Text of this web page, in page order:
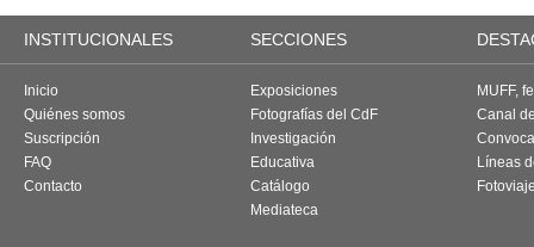
INSTITUCIONALES SECCIONES
Inicio
Quiénes somos
Suscripción
FAQ
Contacto
Exposiciones
Fotografías del CdF
Investigación
Educativa
Catálogo
Mediateca
MUFF,
Canal
Líneas